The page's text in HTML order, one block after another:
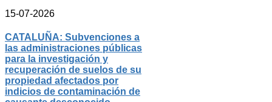
15-07-2026
CATALUÑA: Subvenciones a
las administraciones públicas
para la investigación y
recuperación de suelos de su
propiedad afectados por
indicios de contaminación de